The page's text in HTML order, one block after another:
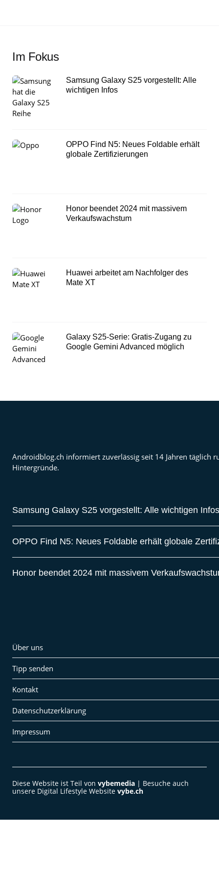
Im Fokus
Samsung Galaxy S25 vorgestellt: Alle
wichtigen Infos
OPPO Find N5: Neues Foldable erhält
globale Zertifizierungen
Honor beendet 2024 mit massivem
Verkaufswachstum
Huawei arbeitet am Nachfolger des
Mate XT
Galaxy S25-Serie: Gratis-Zugang zu
Google Gemini Advanced möglich
Androidblog.ch informiert zuverlässig seit 14 Jahren täglich
Hintergründe.
Samsung Galaxy S25 vorgestellt: Alle wichtigen Infos
OPPO Find N5: Neues Foldable erhält globale
Honor beendet 2024 mit massivem
Über uns
Tipp senden
Kontakt
Datenschutzerklärung
Impressum
Diese Website ist Teil von vybemedia | Besuche auch
unsere Digital Lifestyle Website vybe.ch